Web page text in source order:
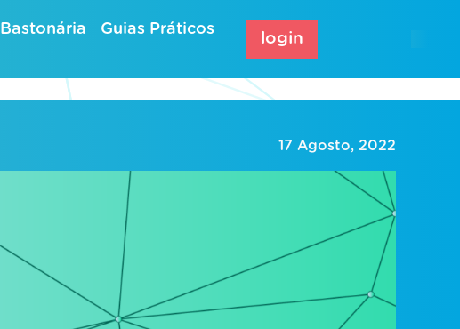
Bastonária
Guias Práticos
login
17 Agosto, 2022